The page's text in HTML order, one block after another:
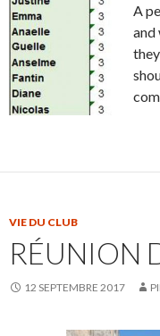
A
and
VIE DU CLUB
RÉUNION
12 SEPTEMBRE 2017